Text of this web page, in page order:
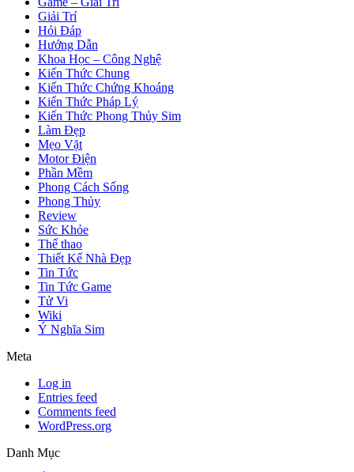
Giải Trí
Hỏi Đáp
Hướng Dẫn
Khoa Học – Công Nghệ
Kiến Thức Chung
Kiến Thức Chứng Khoáng
Kiến Thức Pháp Lý
Kiến Thức Phong Thủy Sim
Làm Đẹp
Mẹo Vặt
Motor Điện
Phần Mềm
Phong Cách Sống
Phong Thủy
Review
Sức Khỏe
Thể thao
Thiết Kế Nhà Đẹp
Tin Tức
Tin Tức Game
Tử Vi
Wiki
Ý Nghĩa Sim
Meta
Log in
Entries feed
Comments feed
WordPress.org
Danh Mục